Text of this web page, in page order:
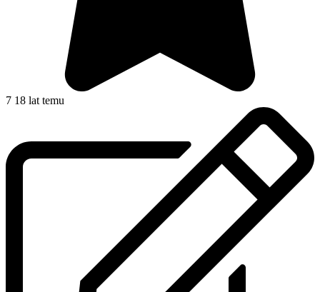
7 18 lat temu